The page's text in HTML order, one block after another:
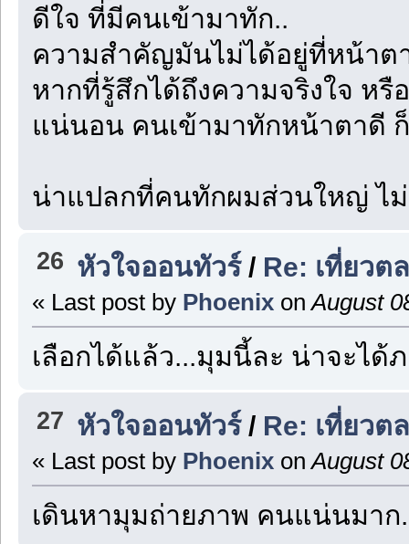
ดีใจ ที่มีคนเข้ามาทัก..
ความสำคัญมันไม่ได้อยู่ที่หน้า
หากที่รู้สึกได้ถึงความจริงใจ หรื
แน่นอน คนเข้ามาทักหน้าตาดี
น่าแปลกที่คนทักผมส่วนใหญ่ ไ
26 หัวใจออนทัวร์/ Re: เที่ยวต
« Last post by Phoenix on August
เลือกได้แล้ว...มุมนี้ละ น่าจะได้
27 หัวใจออนทัวร์/ Re: เที่ยวต
« Last post by Phoenix on August
เดินหามุมถ่ายภาพ คนแน่นมาก